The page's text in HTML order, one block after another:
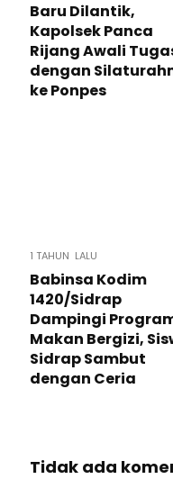
Baru Dilantik,
Kapolsek Panca
Rijang Awali
dengan
ke Ponpes
1 TAHUN LALU
Babinsa Kodim
1420/Sidrap
Dampingi
Makan Bergizi,
Sidrap Sambut
dengan Ceria
Tidak ada